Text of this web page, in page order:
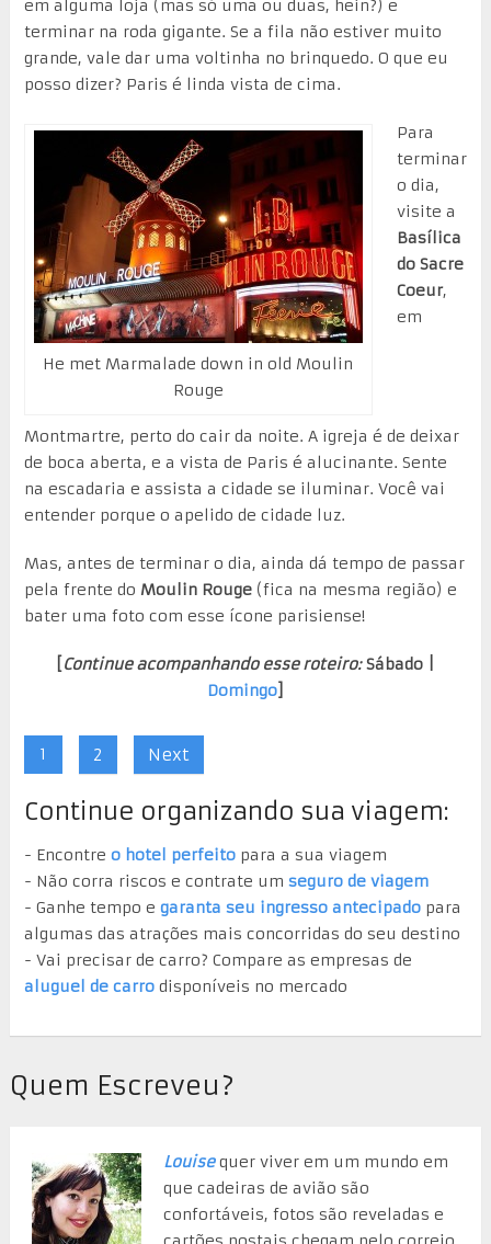
em alguma loja (mas só uma ou duas, hein?) e
terminar na roda gigante. Se a fila não estiver muito
grande, vale dar uma voltinha no brinquedo. O que eu
posso dizer? Paris é linda vista de cima.
He met Marmalade down in old Moulin
Rouge
Para
terminar
o dia,
visite a
Basílica
do Sacre
Coeur,
em
Montmartre, perto do cair da noite. A igreja é de deixar
de boca aberta, e a vista de Paris é alucinante. Sente
na escadaria e assista a cidade se iluminar. Você vai
entender porque o apelido de cidade luz.
Mas, antes de terminar o dia, ainda dá tempo de passar
pela frente do Moulin Rouge(fica na mesma região) e
bater uma foto com esse ícone parisiense!
Continue acompanhando esse roteiro:Sábado |
Domingo]
1 2 Next
Continue organizando sua viagem:
- Encontre o hotel perfeitopara a sua viagem
- Não corra riscos e contrate um seguro de viagem
- Ganhe tempo e garanta seu ingresso antecipadopara
algumas das atrações mais concorridas do seu destino
- Vai precisar de carro? Compare as empresas de
aluguel de carrodisponíveis no mercado
Quem Escreveu?
Louisequer viver em um mundo em
que cadeiras de avião são
confortáveis, fotos são reveladas e